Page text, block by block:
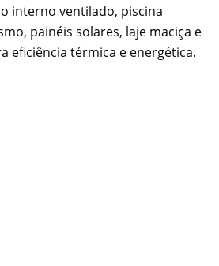
interno ventilado, piscina
painéis solares, laje maciça e
eficiência térmica e energética.